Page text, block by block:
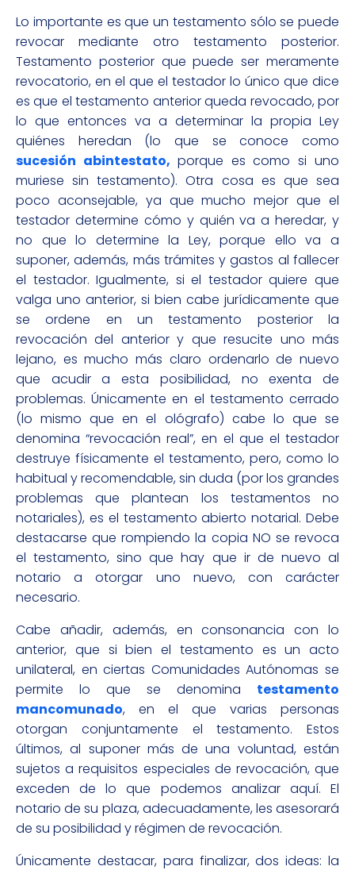
Lo importante es que un testamento sólo se puede
revocar mediante otro testamento posterior.
Testamento posterior que puede ser meramente
revocatorio, en el que el testador lo único que dice
es que el testamento anterior queda revocado, por
lo que entonces va a determinar la propia Ley
quiénes heredan (lo que se conoce como
sucesión abintestato, porque es como si uno
muriese sin testamento). Otra cosa es que sea
poco aconsejable, ya que mucho mejor que el
testador determine cómo y quién va a heredar, y
no que lo determine la Ley, porque ello va a
suponer, además, más trámites y gastos al fallecer
el testador. Igualmente, si el testador quiere que
valga uno anterior, si bien cabe jurídicamente que
se ordene en un testamento posterior la
revocación del anterior y que resucite uno más
lejano, es mucho más claro ordenarlo de nuevo
que acudir a esta posibilidad, no exenta de
problemas. Únicamente en el testamento cerrado
(lo mismo que en el ológrafo) cabe lo que se
denomina “revocación real”, en el que el testador
destruye físicamente el testamento, pero, como lo
habitual y recomendable, sin duda (por los grandes
problemas que plantean los testamentos no
notariales), es el testamento abierto notarial. Debe
destacarse que rompiendo la copia NO se revoca
el testamento, sino que hay que ir de nuevo al
notario a otorgar uno nuevo, con carácter
necesario.
Cabe añadir, además, en consonancia con lo
anterior, que si bien el testamento es un acto
unilateral, en ciertas Comunidades Autónomas se
permite lo que se denomina testamento
mancomunado, en el que varias personas
otorgan conjuntamente el testamento. Estos
últimos, al suponer más de una voluntad, están
sujetos a requisitos especiales de revocación, que
exceden de lo que podemos analizar aquí. El
notario de su plaza, adecuadamente, les asesorará
de su posibilidad y régimen de revocación.
Únicamente destacar, para finalizar, dos ideas: la